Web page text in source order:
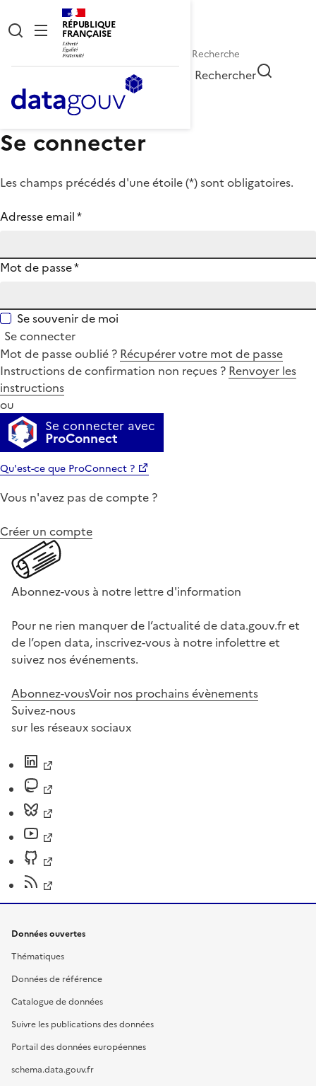
RÉPUBLIQUE
FRANÇAISE
Rechercher
Se connecter
Les champs précédés d'une étoile (*) sont obligatoires.
Adresse email*
Mot de passe*
Se souvenir de moi
Se connecter
Mot de passe oublié ? Récupérer votre mot de passe
Instructions de confirmation non reçues ? Renvoyer les
instructions
ou
Se connecter avec
ProConnect
Qu'est-ce que ProConnect ?
Vous n'avez pas de compte ?
Créer un compte
Abonnez-vous à notre lettre d'information
Pour ne rien manquer de l’actualité de data.gouv.fr et
de l’open data, inscrivez-vous à notre infolettre et
suivez nos événements.
Abonnez-vousVoir nos prochains évènements
Suivez-nous
sur les réseaux sociaux
Données ouvertes
Thématiques
Données de référence
Catalogue de données
Suivre les publications des données
Portail des données européennes
schema.data.gouv.fr